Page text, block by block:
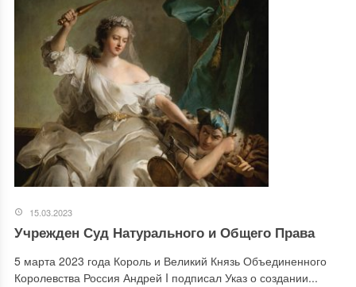
15.03.2023
Учрежден Суд Натурального и Общего Права
5 марта 2023 года Король и Великий Князь Объединенного
Королевства Россия Андрей I подписал Указ о создании...